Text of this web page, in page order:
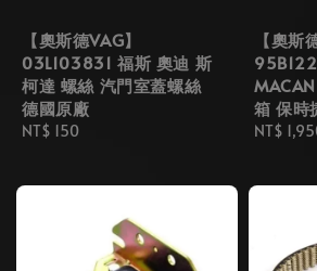
【奧斯德VAG】
03L103831 福斯 奧迪 斯
柯達 螺絲 汽門室蓋螺絲
德國原廠
Regular
NT$ 150
【奧斯
箱 保時
Regular
NT$